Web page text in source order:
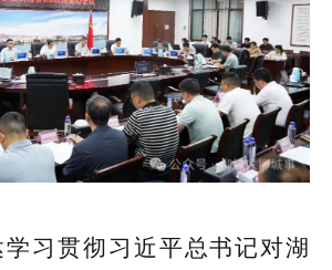
习贯彻习近平总书记对湖